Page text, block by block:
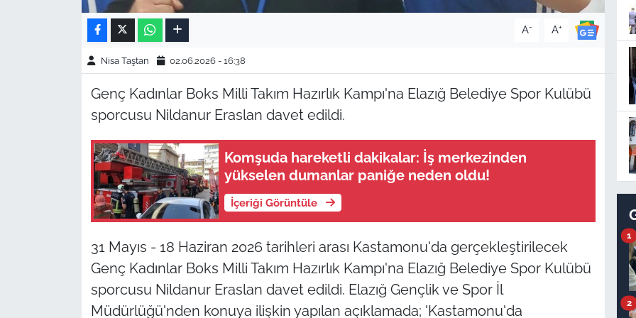
A- A+
Nisa Taştan 02.06.2026 - 16:38
Genç Kadınlar Boks Milli Takım Hazırlık Kampı'na Elazığ Belediye Spor Kulübü
sporcusu Nildanur Eraslan davet edildi.
Komşuda hareketli dakikalar: İş merkezinden
yükselen dumanlar paniğe neden oldu!
İçeriği Görüntüle
31 Mayıs - 18 Haziran 2026 tarihleri arası Kastamonu'da gerçekleştirilecek
Genç Kadınlar Boks Milli Takım Hazırlık Kampı'na Elazığ Belediye Spor Kulübü
sporcusu Nildanur Eraslan davet edildi. Elazığ Gençlik ve Spor İl
Müdürlüğü'nden konuya ilişkin yapılan açıklamada; 'Kastamonu'da
1
2